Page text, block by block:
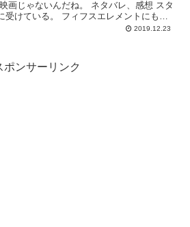
フスエレメントにも似
2019.12.23
ポンサーリンク